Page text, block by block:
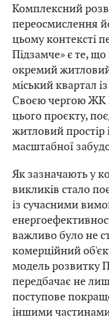
Комплексний
переосмислення
цьому контексті
Підзамче» є те,
окремий
міський квартал
Своєю чергою ЖК
цього проєкту,
житловий простір
масштабної
Як зазначають у
викликів стало
із сучасними
важливо було не
комерційний
модель розвитку
передбачає не
поступове
іншими